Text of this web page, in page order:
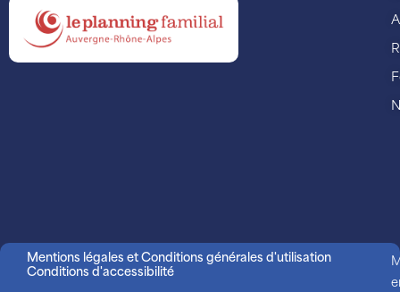
Mentions légales et Conditions générales d'utilisation
Conditions d'accessibilité